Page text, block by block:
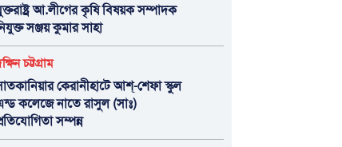
আ.লীগের কৃষি বিষয়ক সম্পাদক
সঞ্জয় কুমার সাহা
চট্টগ্রাম
কেরানীহাটে আশ্-শেফা স্কুল
কলেজে নাতে রাসুল (সাঃ)
সম্পন্ন